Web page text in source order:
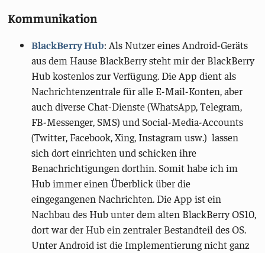
Kommunikation
BlackBerry Hub: Als Nutzer eines Android-Geräts
aus dem Hause BlackBerry steht mir der BlackBerry
Hub kostenlos zur Verfügung. Die App dient als
Nachrichtenzentrale für alle E-Mail-Konten, aber
auch diverse Chat-Dienste (WhatsApp, Telegram,
FB-Messenger, SMS) und Social-Media-Accounts
(Twitter, Facebook, Xing, Instagram usw.) lassen
sich dort einrichten und schicken ihre
Benachrichtigungen dorthin. Somit habe ich im
Hub immer einen Überblick über die
eingegangenen Nachrichten. Die App ist ein
Nachbau des Hub unter dem alten BlackBerry OS10,
dort war der Hub ein zentraler Bestandteil des OS.
Unter Android ist die Implementierung nicht ganz